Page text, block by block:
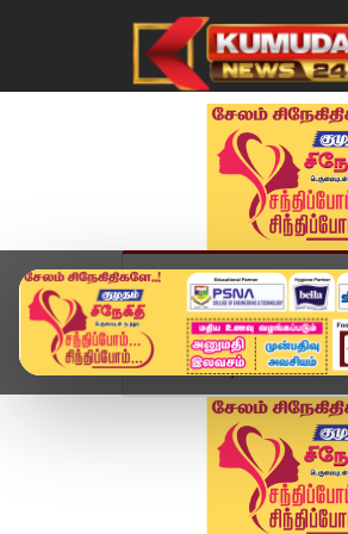
முகப்பு விளையாட்டு
Home வீடியோ ஸ்டோரி